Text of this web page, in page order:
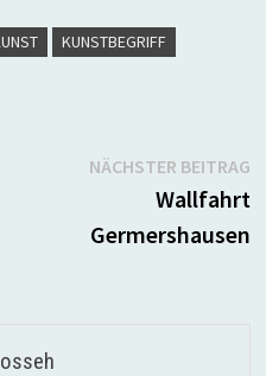
KUNSTBEGRIFF
NÄCHSTER BEITRAG
Wallfahrt
Germershausen